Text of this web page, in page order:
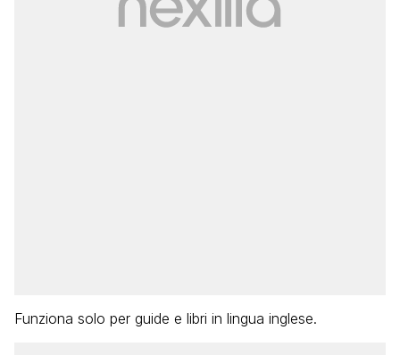
Funziona solo per guide e libri in lingua inglese.